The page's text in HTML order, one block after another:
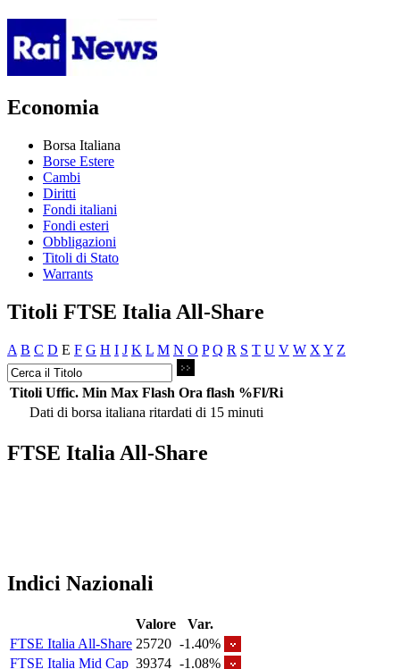
Economia
Borsa Italiana
Borse Estere
Cambi
Diritti
Fondi italiani
Fondi esteri
Obbligazioni
Titoli di Stato
Warrants
Titoli FTSE Italia All-Share
A B C D E F G H I J K L M N O P Q R S T U V W X Y Z
Titoli Uffic. Min Max Flash Ora flash %Fl/Ri
Dati di borsa italiana ritardati di 15 minuti
FTSE Italia All-Share
Indici Nazionali
Valore
Var.
FTSE Italia All-Share 25720 -1.40%
FTSE Italia Mid Cap 39374 -1.08%